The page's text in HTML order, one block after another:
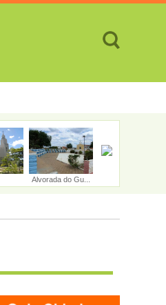
Alvorada do Gu...